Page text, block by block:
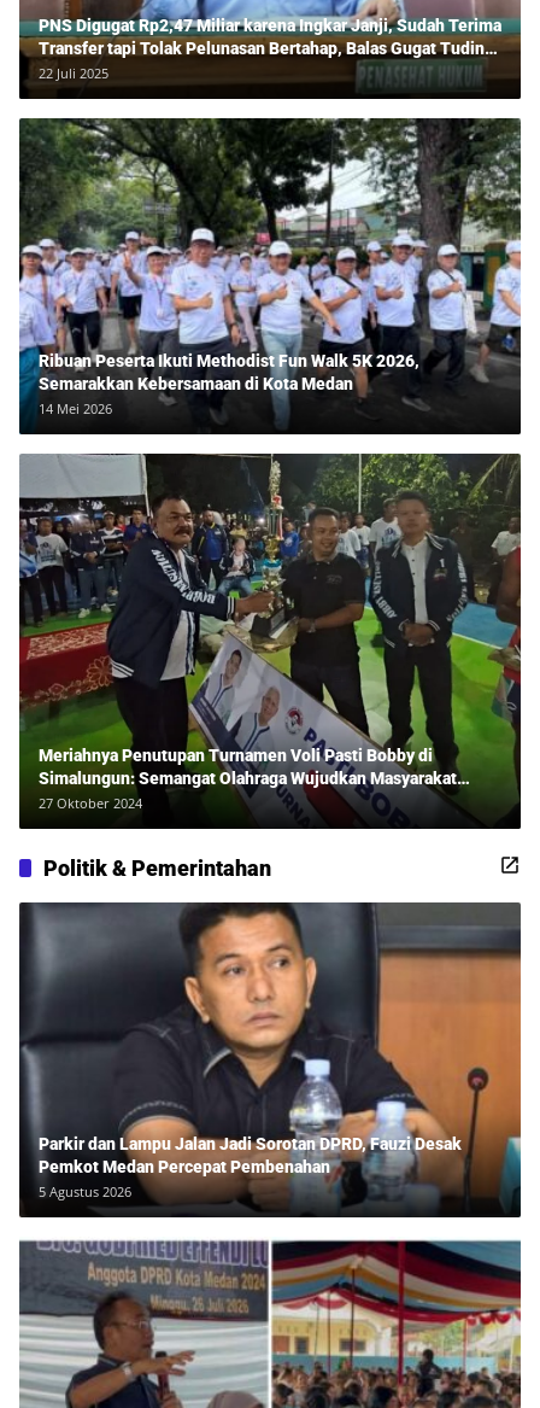
PNS Digugat Rp2,47 Miliar karena Ingkar Janji, Sudah Terima
Transfer tapi Tolak Pelunasan Bertahap, Balas Gugat Tuding
Lawan Tipu Rp850 Juta
22 Juli 2025
Ribuan Peserta Ikuti Methodist Fun Walk 5K 2026,
Semarakkan Kebersamaan di Kota Medan
14 Mei 2026
Meriahnya Penutupan Turnamen Voli Pasti Bobby di
Simalungun: Semangat Olahraga Wujudkan Masyarakat
Sehat Bersama Erwan Rozadi dan Ribuan Penonton!
27 Oktober 2024
Politik & Pemerintahan
Parkir dan Lampu Jalan Jadi Sorotan DPRD, Fauzi Desak
Pemkot Medan Percepat Pembenahan
5 Agustus 2026